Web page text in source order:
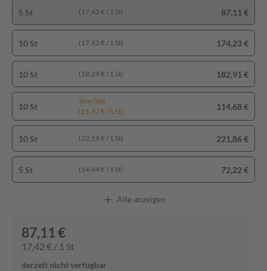
10 St (17,42 € / 1 St) 174,23 €
10 St (18,29 € / 1 St) 182,91 €
10 St
Spartipp
(11,47 € / 1 St)
114,68 €
10 St (22,19 € / 1 St) 221,86 €
5 St (17,42 € / 1 St) 87,11 €
5 St (14,44 € / 1 St) 72,22 €
Alle anzeigen
87,11 €
17,42 € / 1 St
derzeit nicht verfügbar